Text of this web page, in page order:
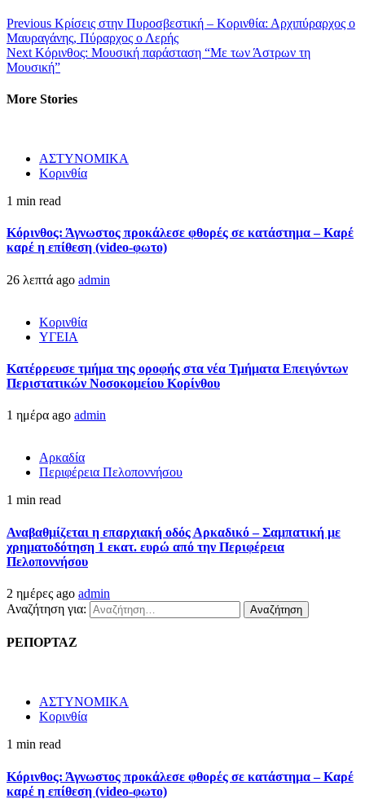
Previous Κρίσεις στην Πυροσβεστική – Κορινθία: Αρχιπύραρχος ο
Μαυραγάνης, Πύραρχος ο Λερής
Next Κόρινθος: Mουσική παράσταση “Με των Άστρων τη
Μουσική”
More Stories
ΑΣΤΥΝΟΜΙΚΑ
Κορινθία
1 min read
Κόρινθος: Άγνωστος προκάλεσε φθορές σε κατάστημα – Καρέ
καρέ η επίθεση (video-φωτο)
26 λεπτά ago admin
Κορινθία
ΥΓΕΙΑ
Kατέρρευσε τμήμα της οροφής στα νέα Τμήματα Επειγόντων
Περιστατικών Νοσοκομείου Κορίνθου
1 ημέρα ago admin
Αρκαδία
Περιφέρεια Πελοποννήσου
1 min read
Αναβαθμίζεται η επαρχιακή οδός Αρκαδικό – Σαμπατική με
χρηματοδότηση 1 εκατ. ευρώ από την Περιφέρεια
Πελοποννήσου
2 ημέρες ago admin
Αναζήτηση για:
ΡΕΠΟΡΤΑΖ
ΑΣΤΥΝΟΜΙΚΑ
Κορινθία
1 min read
Κόρινθος: Άγνωστος προκάλεσε φθορές σε κατάστημα – Καρέ
καρέ η επίθεση (video-φωτο)